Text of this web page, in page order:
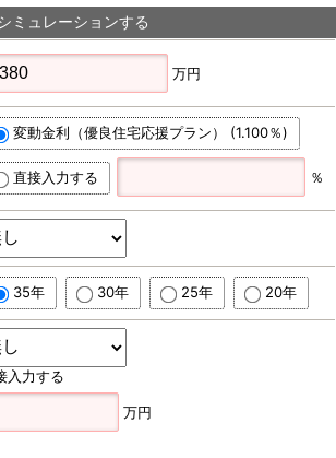
ミュレーションする
万円
変動金利（優良住宅応援プラン） (1.100％)
直接入力する ％
35年 30年 25年 20年
入力する
万円